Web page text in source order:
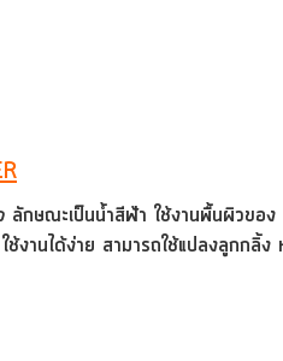
ลักษณะเป็นน้ำสีฟ้า ใช้งานพื้นผิวของ
ช้งานได้ง่าย สามารถใช้แปลงลูกกลิ้